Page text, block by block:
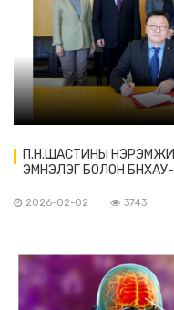
П.Н.ШАСТИНЫ
ЭМНЭЛЭГ БОЛОН
2026-02-02 3743